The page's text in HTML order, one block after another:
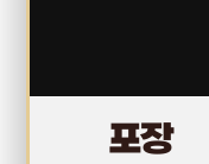
포장